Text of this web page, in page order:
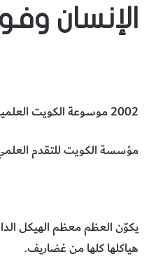
الإنسان
2002 موسوعة الكويت العلمية الجزء الثالث عشر
مؤسسة الكويت للتقدم
يكوّن العظم معظم الهيكل
هياكلها كلها من غضاريف.